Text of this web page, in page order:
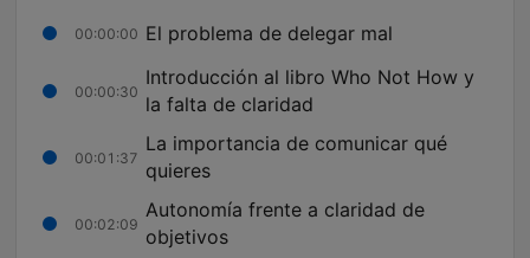
00:00:00 El problema de delegar mal
00:00:30
Introducción al libro Who Not How y
la falta de claridad
00:01:37
La importancia de comunicar qué
quieres
00:02:09
Autonomía frente a claridad de
objetivos